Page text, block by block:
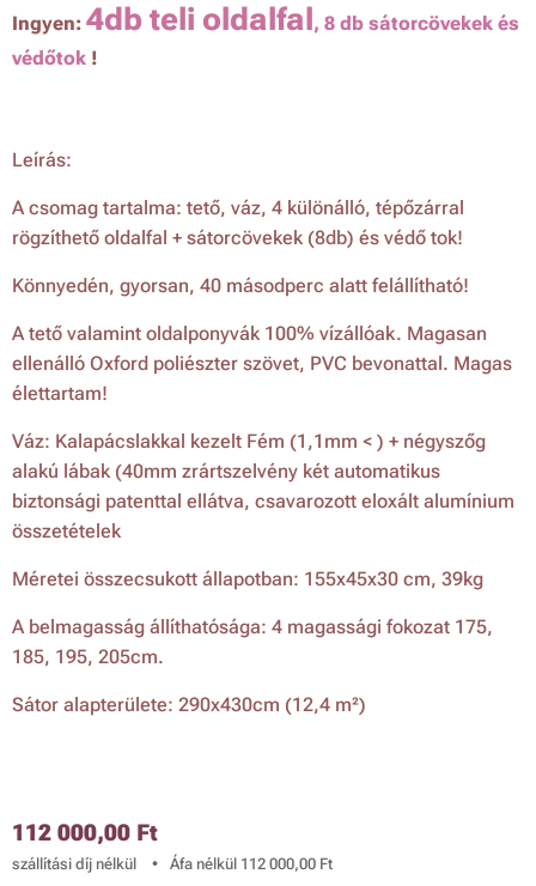
Ingyen: 4db teli oldalfal, 8 db sátorcövekek és
védőtok !
Leírás:
A csomag tartalma: tető, váz, 4 különálló, tépőzárral
rögzíthető oldalfal + sátorcövekek (8db) és védő tok!
Könnyedén, gyorsan, 40 másodperc alatt felállítható!
A tető valamint oldalponyvák 100% vízállóak. Magasan
ellenálló Oxford poliészter szövet, PVC bevonattal. Magas
élettartam!
Váz: Kalapácslakkal kezelt Fém (1,1mm < ) + négyszőg
alakú lábak (40mm zrártszelvény két automatikus
biztonsági patenttal ellátva, csavarozott eloxált alumínium
összetételek
Méretei összecsukott állapotban: 155x45x30 cm, 39kg
A belmagasság állíthatósága: 4 magassági fokozat 175,
185, 195, 205cm.
Sátor alapterülete: 290x430cm (12,4 m²)
112 000,00 Ft
szállítási díj nélkül Áfa nélkül 112 000,00 Ft